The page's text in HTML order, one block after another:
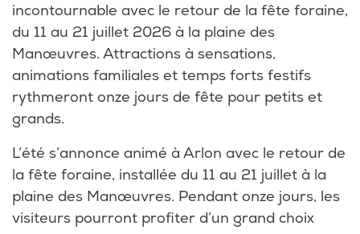
incontournable avec le retour de la fête foraine,
du 11 au 21 juillet 2026 à la plaine des
Manœuvres. Attractions à sensations,
animations familiales et temps forts festifs
rythmeront onze jours de fête pour petits et
grands.
L’été s’annonce animé à Arlon avec le retour de
la fête foraine, installée du 11 au 21 juillet à la
plaine des Manœuvres. Pendant onze jours, les
visiteurs pourront profiter d’un grand choix